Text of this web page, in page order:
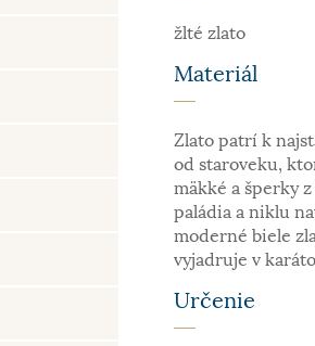
žlté zlato
Materiál
Zlato patrí k
od staroveku,
mäkké a šperky
paládia a niklu
moderné biele
vyjadruje v
Určenie